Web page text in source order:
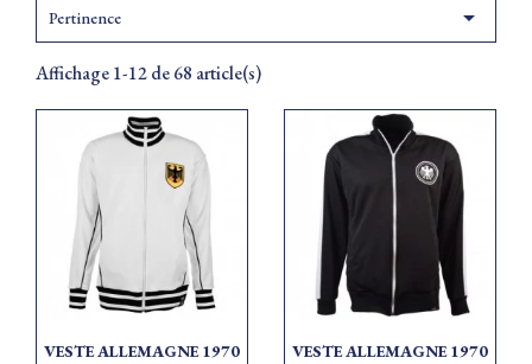
Pertinence 
Affichage 1-12 de 68 article(s)
VESTE ALLEMAGNE 1970 VESTE ALLEMAGNE 1970